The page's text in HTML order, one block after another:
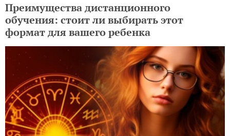
Преимущества дистанционного
обучения: стоит ли выбирать этот
формат для вашего ребенка